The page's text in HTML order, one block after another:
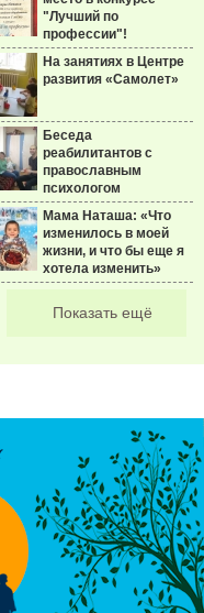
"Лучший по
профессии"!
На занятиях в Центре
развития «Самолет»
Беседа
реабилитантов с
православным
психологом
Мама Наташа: «Что
изменилось в моей
жизни, и что бы еще я
хотела изменить»
Показать ещё